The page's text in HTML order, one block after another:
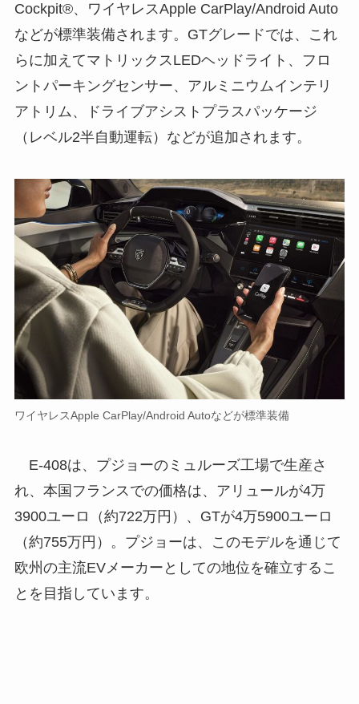
Cockpit®、ワイヤレスApple CarPlay/Android Auto
などが標準装備されます。GTグレードでは、これ
らに加えてマトリックスLEDヘッドライト、フロ
ントパーキングセンサー、アルミニウムインテリ
アトリム、ドライブアシストプラスパッケージ
（レベル2半自動運転）などが追加されます。
ワイヤレスApple CarPlay/Android Autoなどが標準装備
E-408は、プジョーのミュルーズ工場で生産さ
れ、本国フランスでの価格は、アリュールが4万
3900ユーロ（約722万円）、GTが4万5900ユーロ
（約755万円）。プジョーは、このモデルを通じて
欧州の主流EVメーカーとしての地位を確立するこ
とを目指しています。